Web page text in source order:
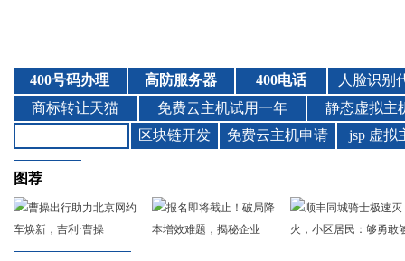
图荐